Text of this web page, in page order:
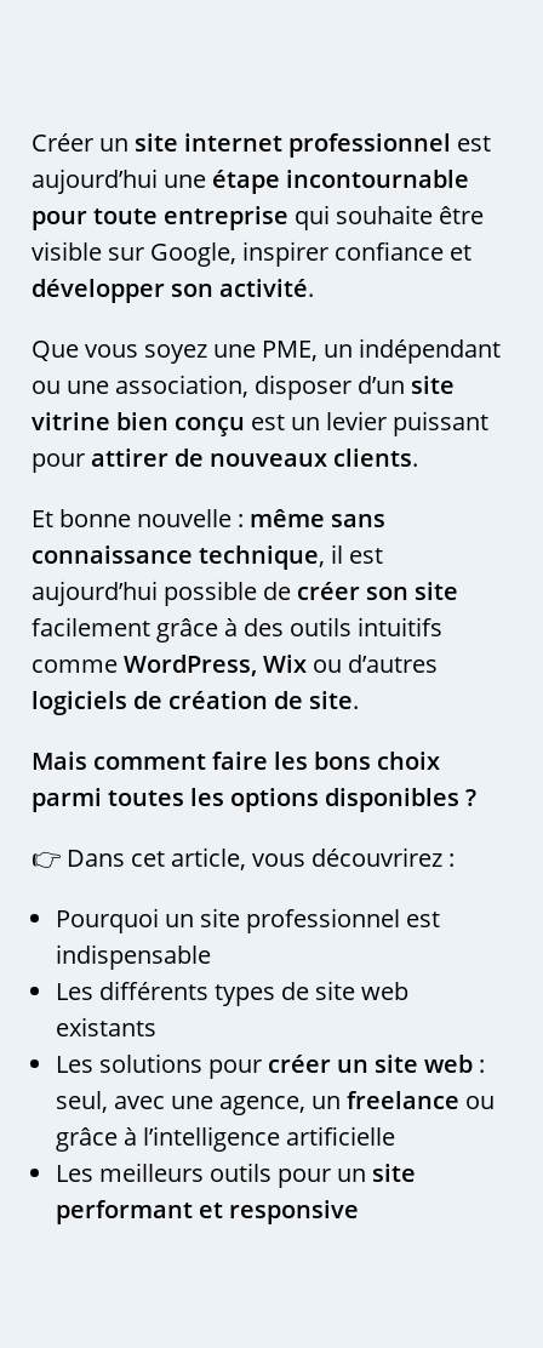
Créer un site internet professionnel est
aujourd’hui une étape incontournable
pour toute entreprise qui souhaite être
visible sur Google, inspirer confiance et
développer son activité.
Que vous soyez une PME, un indépendant
ou une association, disposer d’un site
vitrine bien conçu est un levier puissant
pourattirer de nouveaux clients.
Et bonne nouvelle : même sans
connaissance technique, il est
aujourd’hui possible de créer son site
facilement grâce à des outils intuitifs
commeWordPress, Wix ou d’autres
logiciels de création de site.
Mais comment faire les bons choix
parmi toutes les options disponibles ?
👉 Dans cet article, vous découvrirez :
Pourquoi un site professionnel est
indispensable
Les différents types de site web
existants
Les solutions pour créer un site web :
seul, avec une agence, unfreelance ou
grâce à l’intelligence artificielle
Les meilleurs outils pour un site
performant et responsive